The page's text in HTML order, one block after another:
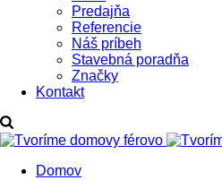
Predajňa
Referencie
Náš príbeh
Stavebná poradňa
Značky
Kontakt
Domov